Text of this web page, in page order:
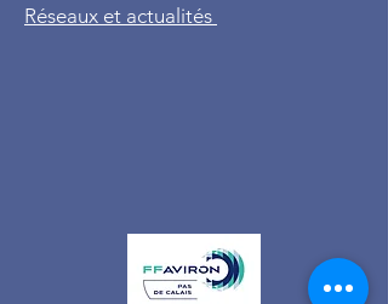
Réseaux et actualités